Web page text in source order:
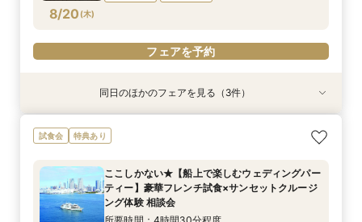
8/20 (木)
フェアを予約
8/20(木)
【少人数での結婚式にオススメ！】じっくりご見
学×アットホームパーティー相談フェア
9:00〜
10:30〜
15:00〜
特典あり
8/20(木)
幸せの航海を♪【スイーツ×５０分クルーズ】１件
目来館にお勧め！
13:30〜
8/20(木)
【オンライン相談会】お手軽３Dウォークでご見
学♪運命の会場がここに・・★
10:30〜 13:00〜
同日のほかのフェアを見る（3件）
試食会 特典あり
ここしかない★【船上で楽しむウェディングパー
ティー】豪華フレンチ試食×サンセットクルージ
ング体験 相談会